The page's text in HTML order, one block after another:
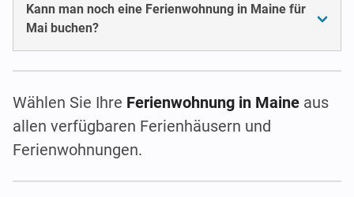
Kann man noch eine Ferienwohnung in Maine für
Mai buchen?
Wählen Sie Ihre Ferienwohnung in Maine aus
allen verfügbaren Ferienhäusern und
Ferienwohnungen.